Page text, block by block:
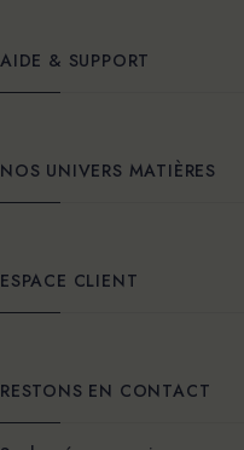
AIDE & SUPPORT
NOS UNIVERS MATIÈRES
ESPACE CLIENT
RESTONS EN CONTACT